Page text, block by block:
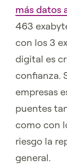
más datos
463
con los 3
digital es
confianza.
empresas
puentes
como con
riesgo la
general.